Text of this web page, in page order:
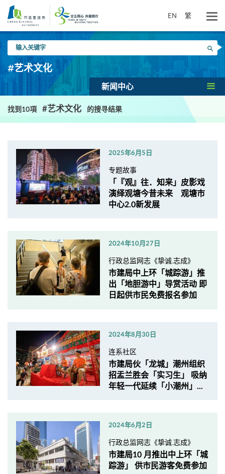
要
EN 繁
入
关
键
搜寻
#艺术文化
新闻中心
找到10項 #艺术文化 的搜寻结果
2025年6月5日
专题故事
「『观』往．知来」皮影戏
演绎观塘今昔未来 观塘市
中心2.0新发展
2024年10月27日
行政总监网志《挚诚.志成》
市建局中上环「城踪游」推
出「地胆游中」导赏活动 即
日起供市民免费报名参加
2024年8月30日
连系社区
市建局伙「龙城」潮州组织
招盂兰胜会「实习生」 吸纳
年轻一代延续「小潮州」...
2024年6月2日
行政总监网志《挚诚.志成》
市建局10 月推出中上环「城
踪游」 供市民游客免费参加